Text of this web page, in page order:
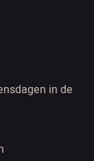
in de